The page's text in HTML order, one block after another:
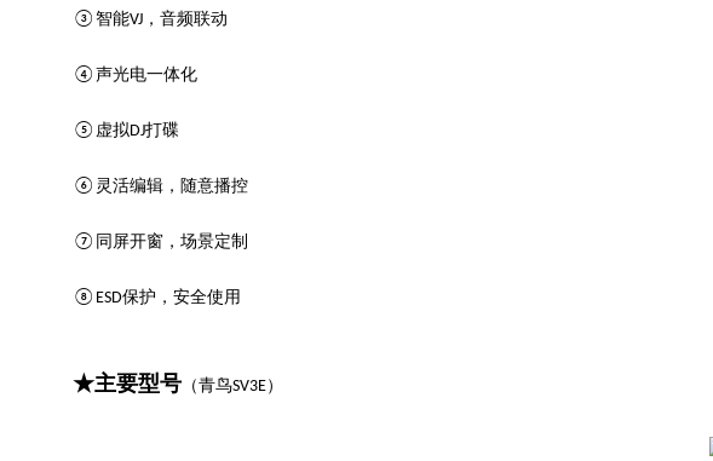
③ 智能VJ，音频联动
④ 声光电一体化
⑤ 虚拟DJ打碟
⑥ 灵活编辑，随意播控
⑦ 同屏开窗，场景定制
⑧ ESD保护，安全使用
★主要型号 （青鸟SV3E）